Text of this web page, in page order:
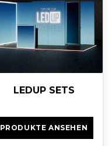
LEDUP SETS
PRODUKTE ANSEHEN